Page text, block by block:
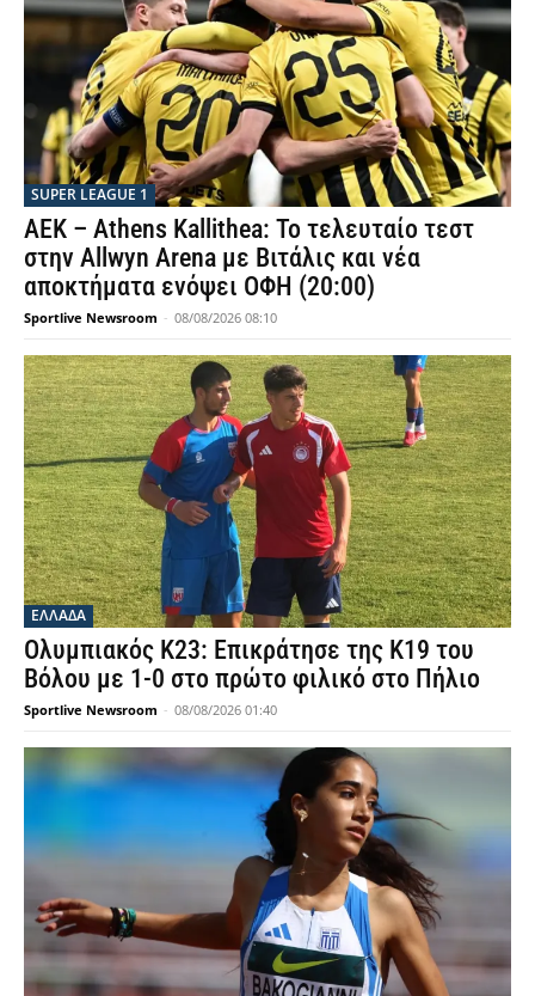
SUPER LEAGUE 1
ΑΕΚ – Athens Kallithea: Το τελευταίο τεστ
στην Allwyn Arena με Βιτάλις και νέα
αποκτήματα ενόψει ΟΦΗ (20:00)
Sportlive Newsroom - 08/08/2026 08:10
ΕΛΛΑΔΑ
Ολυμπιακός Κ23: Επικράτησε της Κ19 του
Βόλου με 1-0 στο πρώτο φιλικό στο Πήλιο
Sportlive Newsroom - 08/08/2026 01:40